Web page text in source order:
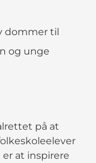
dommer til
og unge
på at
er at inspirere